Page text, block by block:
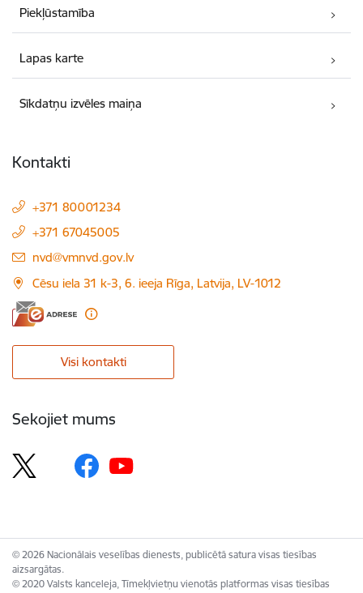
Piekļūstamība
Lapas karte
Sīkdatņu izvēles maiņa
Kontakti
+371 80001234
+371 67045005
E-pasts:
nvd@vmnvd.gov.lv
Cēsu iela 31 k-3, 6. ieeja Rīga, Latvija, LV-1012
Visi kontakti
Sekojiet mums
© 2026 Nacionālais veselības dienests, publicētā satura visas tiesības
aizsargātas.
© 2020 Valsts kanceleja, Tīmekļvietņu vienotās platformas visas tiesības